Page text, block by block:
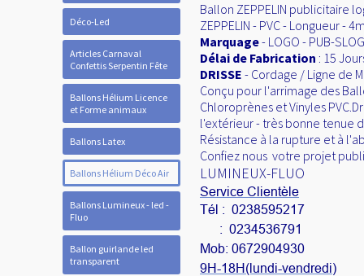
Déco-Led
Articles Carnaval
Confettis Serpentin Fête
Ballons Hélium Licence
et Forme animaux
Ballons Latex
Ballons Hélium Déco Air
Ballons Lumineux - led -
Fluo
Ballon guirlande led
transparent
Ballon ZEPPELIN publicitaire
ZEPPELIN - PVC - Longueur -
Marquage- LOGO - PUB-
Délai de Fabrication : 15
DRISSE - Cordage / Ligne de
Conçu pour l'arrimage des
Chloroprènes et Vinyles
l'extérieur - très bonne tenue
Résistance à la rupture et à
Confiez nous votre projet
LUMINEUX-FLUO
Service Clientèle
Tél : 0238595217
: 0234536791
Mob: 0672904930
9H-18H(lundi-vendredi)